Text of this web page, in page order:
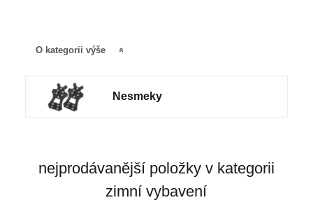
O kategorii výše
Nesmeky
nejprodávanější položky v kategorii
zimní vybavení